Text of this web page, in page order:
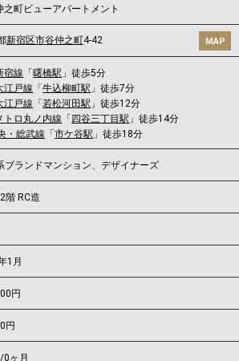
之町ビューアパートメント
新宿区市谷仲之町4-42 MAP
宿線 「曙橋駅 」徒歩5分
江戸線 「牛込柳町駅 」徒歩7分
江戸線 「若松河田駅 」徒歩12分
トロ丸ノ内線 「 四谷三丁目駅 」徒歩14分
・総武線 「市ケ谷駅 」徒歩18分
ブランドマンション、デザイナーズ
階 RC造
1月
円
円
/0ヶ月